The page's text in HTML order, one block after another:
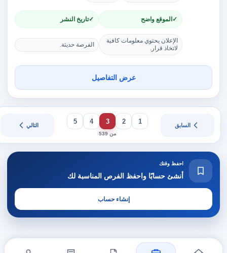
الموقع واضح تاريخ النشر
الإعلان يحتوي معلومات كافية
لاتخاذ قرار.
الفرصة حديثة.
عرض التفاصيل
السابق 1
2
3
4
5
من 539
التالي
احفظ وقتك
أنشئ حسابًا واحفظ الفرص المناسبة لك
إنشاء حساب